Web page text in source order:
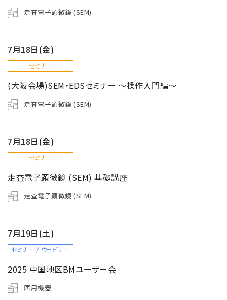
走査電子顕微鏡 (SEM)
7月18日(金)
セミナー
(大阪会場)SEM・EDSセミナー ～操作入門編～
走査電子顕微鏡 (SEM)
7月18日(金)
セミナー
走査電子顕微鏡 (SEM) 基礎講座
走査電子顕微鏡 (SEM)
7月19日(土)
セミナー / ウェビナー
2025 中国地区BMユーザー会
医用機器